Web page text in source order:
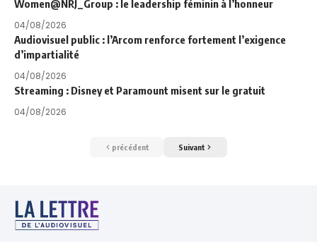
Women@NRJ_Group : le leadership féminin à l’honneur
04/08/2026
Audiovisuel public : l’Arcom renforce fortement l’exigence
d’impartialité
04/08/2026
Streaming : Disney et Paramount misent sur le gratuit
04/08/2026
précédent Suivant